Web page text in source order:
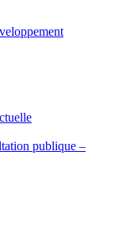
publique –